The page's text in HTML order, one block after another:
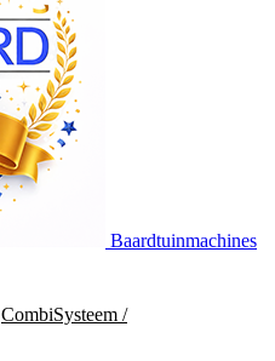
Baardtuinmachines
CombiSysteem /